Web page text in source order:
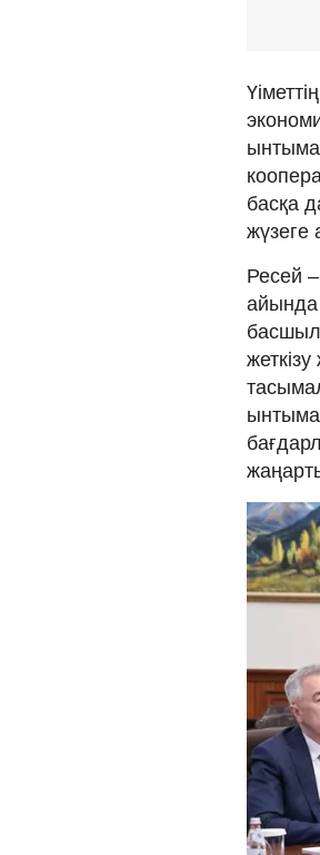
басқа
жүзеге
Ресей
айында